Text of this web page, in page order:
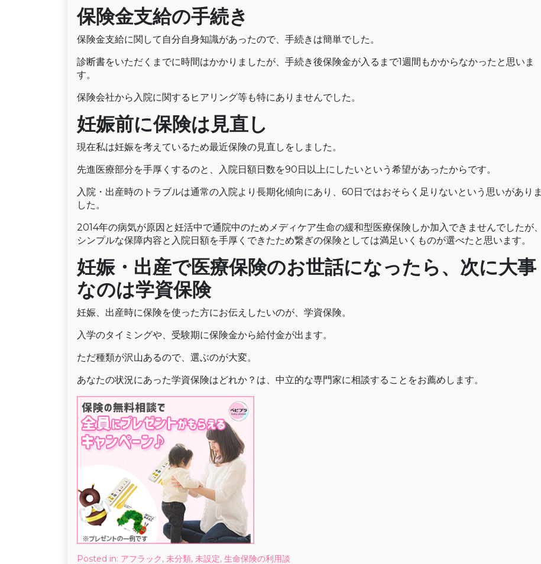
保険金支給の手続き
保険金支給に関して自分自身知識があったので、手続きは簡単でした。
診断書をいただくまでに時間はかかりましたが、手続き後保険金が入るまで1週間もかからなかったと思いま
す。
保険会社から入院に関するヒアリング等も特にありませんでした。
妊娠前に保険は見直し
現在私は妊娠を考えているため最近保険の見直しをしました。
先進医療部分を手厚くするのと、入院日額日数を90日以上にしたいという希望があったからです。
入院・出産時のトラブルは通常の入院より長期化傾向にあり、60日ではおそらく足りないという思いがありま
した。
2014年の病気が原因と妊活中で通院中のためメディケア生命の緩和型医療保険しか加入できませんでしたが、
シンプルな保障内容と入院日額を手厚くできたため繋ぎの保険としては満足いくものが選べたと思います。
妊娠・出産で医療保険のお世話になったら、次に大事
なのは学資保険
妊娠、出産時に保険を使った方にお伝えしたいのが、学資保険。
入学のタイミングや、受験期に保険金から給付金が出ます。
ただ種類が沢山あるので、選ぶのが大変。
あなたの状況にあった学資保険はどれか？は、中立的な専門家に相談することをお薦めします。
Posted in: アフラック, 未分類, 未設定, 生命保険の利用談